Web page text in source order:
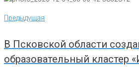
Навигация
по
Предыдущая
Предыдущая
В Псковской области
образовательный кластер